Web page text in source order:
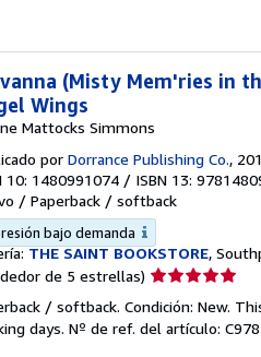
(Misty Mem'ries in
Wings
Mattocks Simmons
por Dorrance Publishing Co.,
10: 1480991074 / ISBN 13:
/ Paperback / softback
bajo demanda
THE SAINT BOOKSTORE,
de 5 estrellas) Calificación
vendedor:
5
/ softback. Condición: New.
days. Nº de ref. del artículo: